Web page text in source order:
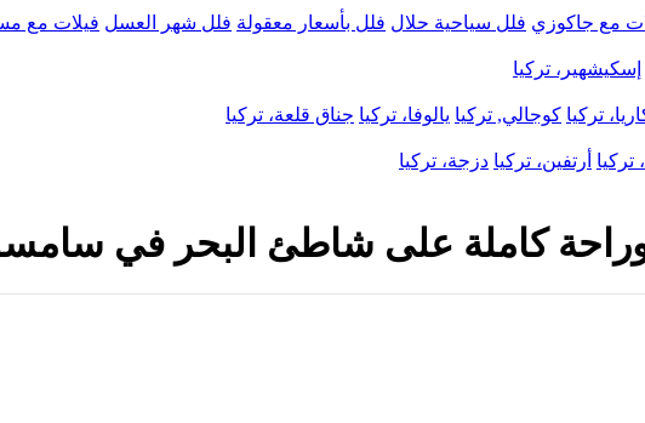
مع جاكوزي فلل سياحية حلال فلل بأسعار معقولة فلل شهر العسل فيلات مع
إسكيشهير، تركيا
تركيا كوجالي, تركيا يالوفا، تركيا جناق قلعة، تركيا
تركيا أرتفين، تركيا دزجة، تركيا